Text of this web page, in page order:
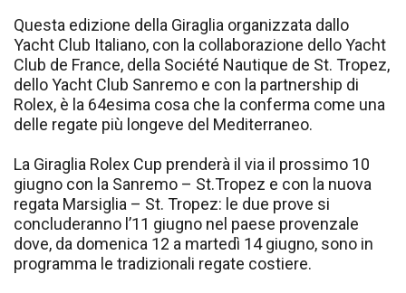
Questa edizione della Giraglia organizzata dallo
Yacht Club Italiano, con la collaborazione dello Yacht
Club de France, della Société Nautique de St. Tropez,
dello Yacht Club Sanremo e con la partnership di
Rolex, è la 64esima cosa che la conferma come una
delle regate più longeve del Mediterraneo.
La Giraglia Rolex Cup prenderà il via il prossimo 10
giugno con la Sanremo – St.Tropez e con la nuova
regata Marsiglia – St. Tropez: le due prove si
concluderanno l’11 giugno nel paese provenzale
dove, da domenica 12 a martedì 14 giugno, sono in
programma le tradizionali regate costiere.